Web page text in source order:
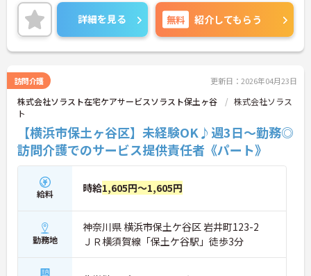
詳細を見る 無料 紹介してもらう
訪問介護 更新日：2026年04月23日
株式会社ソラスト在宅ケアサービスソラスト保土ヶ谷
株式会社ソラス
ト
【横浜市保土ヶ谷区】未経験OK♪週3日～勤務◎
訪問介護でのサービス提供責任者《パート》
給料 時給1,605円～1,605円
勤務地
神奈川県 横浜市保土ケ谷区 岩井町123-2
ＪＲ横須賀線「保土ケ谷駅」徒歩3分